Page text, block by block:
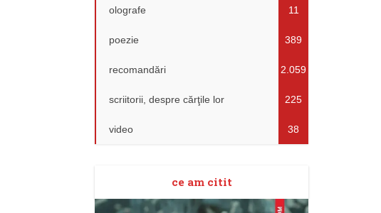
olografe 11
poezie 389
recomandări 2.059
scriitorii, despre cărţile lor 225
video 38
ce am citit